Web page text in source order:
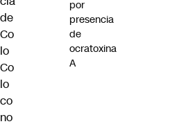
de
Co
lo
Co
lo
co
no
por
presencia
de
ocratoxina
A